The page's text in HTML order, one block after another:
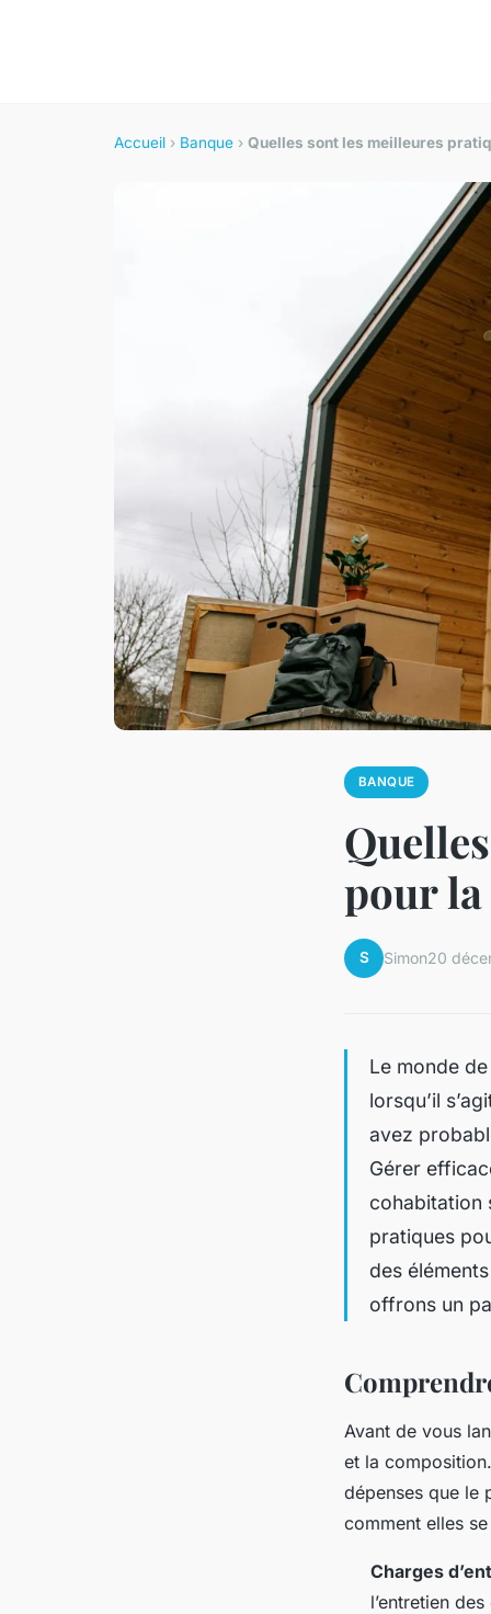
Accueil › Banque › Quelles sont les meilleures
BANQUE
pour la
S Simon20
Le monde
lorsqu’il
avez
Gérer
cohabitation
pratiques
des
offrons un
Avant de vous
et la
dépenses que le
comment elles
Charges
l’entretien